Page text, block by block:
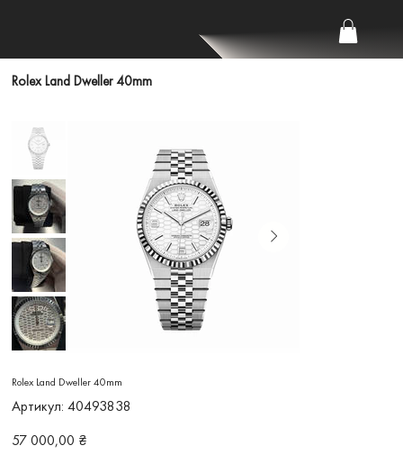
Rolex Land Dweller 40mm
Rolex Land Dweller 40mm
Артикул:
Артикул
40493838
40493838
Ціна
57 000,00 ₴